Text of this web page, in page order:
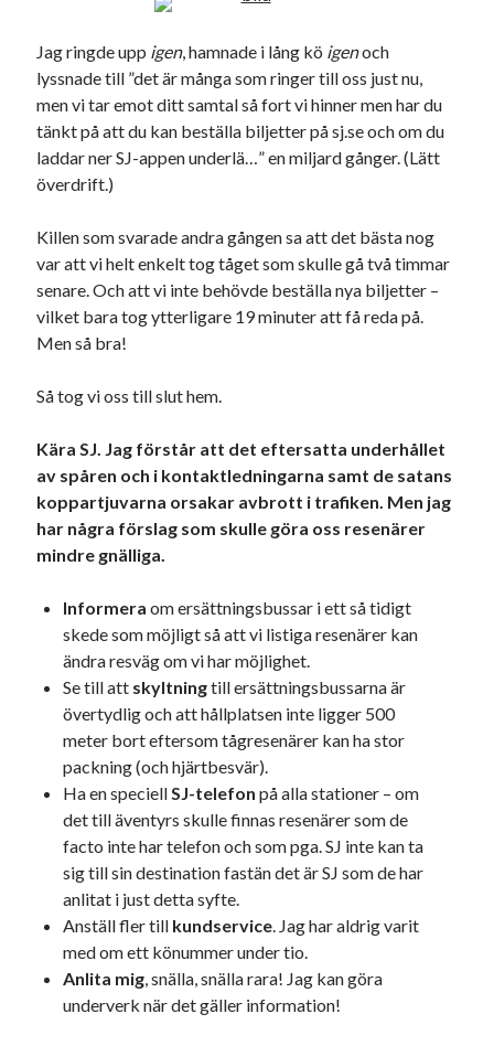
Jag ringde upp igen, hamnade i lång kö igenoch
lyssnade till ”det är många som ringer till oss just nu,
men vi tar emot ditt samtal så fort vi hinner men har du
tänkt på att du kan beställa biljetter på sj.se och om du
laddar ner SJ-appen underlä…” en miljard gånger. (Lätt
överdrift.)
Killen som svarade andra gången sa att det bästa nog
var att vi helt enkelt tog tåget som skulle gå två timmar
senare. Och att vi inte behövde beställa nya biljetter –
vilket bara tog ytterligare 19 minuter att få reda på.
Men så bra!
Så tog vi oss till slut hem.
Kära SJ. Jag förstår att det eftersatta underhållet
av spåren och i kontaktledningarna samt de satans
koppartjuvarna orsakar avbrott i trafiken. Men jag
har några förslag som skulle göra oss resenärer
mindre gnälliga.
Informera om ersättningsbussar i ett så tidigt
skede som möjligt så att vi listiga resenärer kan
ändra resväg om vi har möjlighet.
Se till att skyltningtill ersättningsbussarna är
övertydlig och att hållplatsen inte ligger 500
meter bort eftersom tågresenärer kan ha stor
packning (och hjärtbesvär).
Ha en speciellSJ-telefon på alla stationer – om
det till äventyrs skulle finnas resenärer som de
facto inte har telefon och som pga. SJ inte kan ta
sig till sin destination fastän det är SJ som de har
anlitat i just detta syfte.
Anställ fler till kundservice. Jag har aldrig varit
med om ett könummer under tio.
Anlita mig, snälla, snälla rara! Jag kan göra
underverk när det gäller information!